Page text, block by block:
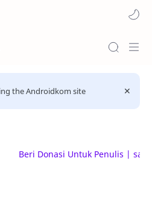
the Androidkom site
Beri Donasi Untuk Penulis |